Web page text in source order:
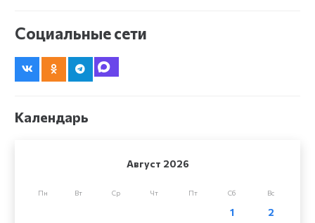
Социальные сети
Календарь
Август 2026
Пн Вт Ср Чт Пт Сб Вс
1
2